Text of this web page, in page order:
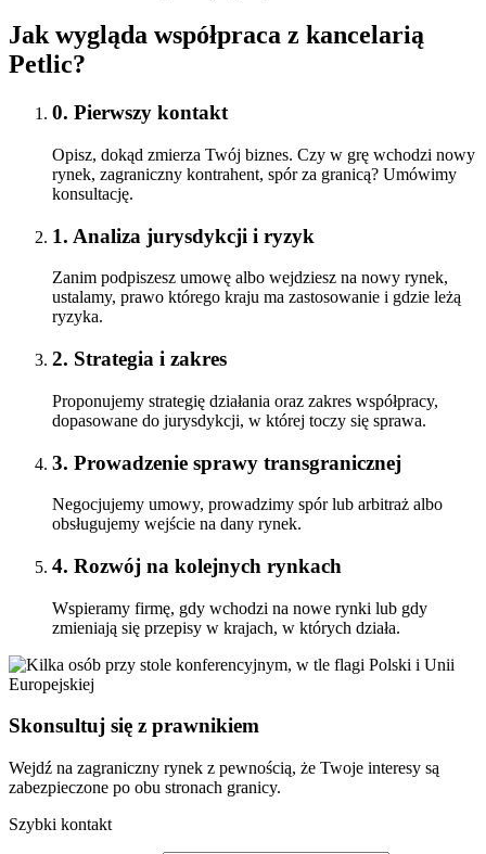
Jak wygląda współpraca z kancelarią
Petlic?
0. Pierwszy kontakt
Opisz, dokąd zmierza Twój biznes. Czy w grę wchodzi nowy
rynek, zagraniczny kontrahent, spór za granicą? Umówimy
konsultację.
1. Analiza jurysdykcji i ryzyk
Zanim podpiszesz umowę albo wejdziesz na nowy rynek,
ustalamy, prawo którego kraju ma zastosowanie i gdzie leżą
ryzyka.
2. Strategia i zakres
Proponujemy strategię działania oraz zakres współpracy,
dopasowane do jurysdykcji, w której toczy się sprawa.
3. Prowadzenie sprawy transgranicznej
Negocjujemy umowy, prowadzimy spór lub arbitraż albo
obsługujemy wejście na dany rynek.
4. Rozwój na kolejnych rynkach
Wspieramy firmę, gdy wchodzi na nowe rynki lub gdy
zmieniają się przepisy w krajach, w których działa.
Skonsultuj się z prawnikiem
Wejdź na zagraniczny rynek z pewnością, że Twoje interesy są
zabezpieczone po obu stronach granicy.
Szybki kontakt